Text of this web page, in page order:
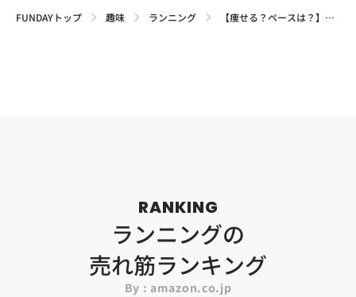
FUNDAYトップ 趣味 ランニング 【痩せる？ペースは？】ジョギング初心者必見の走り方とおすすめシューズ
RANKING
ランニングの
売れ筋ランキング
By : amazon.co.jp